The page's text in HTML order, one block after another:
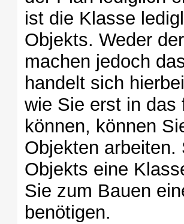
ist die Klasse
Objekts. Weder
machen jedoch
handelt sich
wie Sie erst in das
können, können
Objekten
Objekts eine
Sie zum Bauen
benötigen.